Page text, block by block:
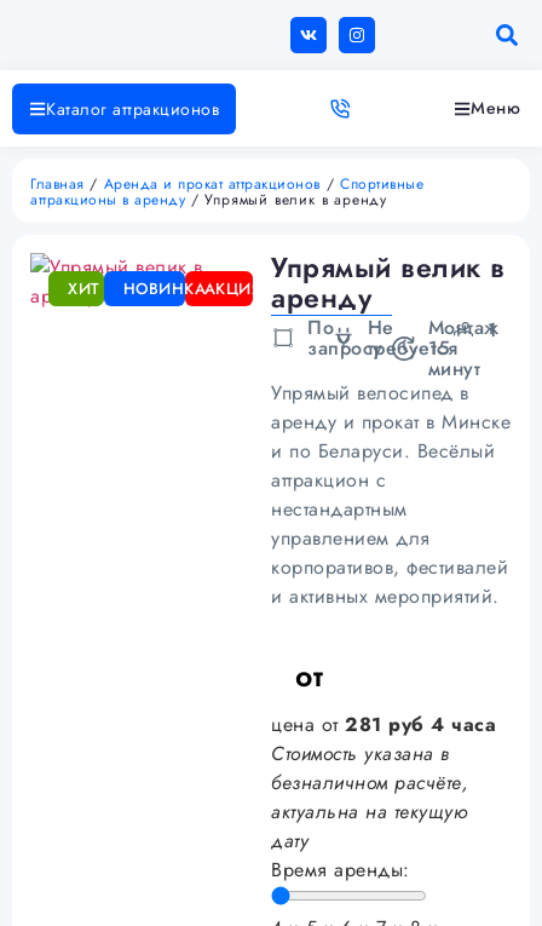
Каталог аттракционов Меню
Главная / Аренда и прокат аттракционов /Спортивные
аттракционы в аренду/ Упрямый велик в аренду
АКЦИЯ
НОВИНКА
ХИТ
Упрямый велик в
аренду
По
запросу
Не
требуется
Монтаж
15
минут
1
Упрямый велосипед в
аренду и прокат в Минске
и по Беларуси. Весёлый
аттракцион с
нестандартным
управлением для
корпоративов, фестивалей
и активных мероприятий.
от
цена от 281 руб 4 часа
Стоимость указана в
безналичном расчёте,
актуальна на текущую
дату
Время аренды: